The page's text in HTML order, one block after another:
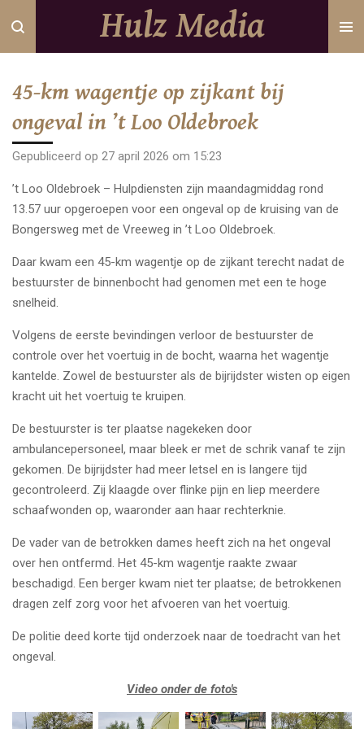
Ga
direct
hoofdinhoud
Hulz Media
45-km wagentje op zijkant bij
ongeval in ’t Loo Oldebroek
Gepubliceerd op 27 april 2026 om 15:23
’t Loo Oldebroek – Hulpdiensten zijn maandagmiddag rond
13.57 uur opgeroepen voor een ongeval op de kruising van de
Bongersweg met de Vreeweg in ’t Loo Oldebroek.
Daar kwam een 45-km wagentje op de zijkant terecht nadat de
bestuurster de binnenbocht had genomen met een te hoge
snelheid.
Volgens de eerste bevindingen verloor de bestuurster de
controle over het voertuig in de bocht, waarna het wagentje
kantelde. Zowel de bestuurster als de bijrijdster wisten op eigen
kracht uit het voertuig te kruipen.
De bestuurster is ter plaatse nagekeken door
ambulancepersoneel, maar bleek er met de schrik vanaf te zijn
gekomen. De bijrijdster had meer letsel en is langere tijd
gecontroleerd. Zij klaagde over flinke pijn en liep meerdere
schaafwonden op, waaronder aan haar rechterknie.
De vader van de betrokken dames heeft zich na het ongeval
over hen ontfermd. Het 45-km wagentje raakte zwaar
beschadigd. Een berger kwam niet ter plaatse; de betrokkenen
dragen zelf zorg voor het afvoeren van het voertuig.
De politie deed korte tijd onderzoek naar de toedracht van het
ongeval.
Video onder de foto's